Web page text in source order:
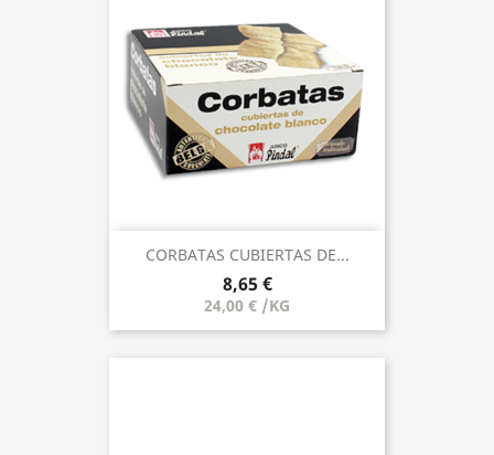
CORBATAS CUBIERTAS DE...
8,65 €
24,00 € /KG